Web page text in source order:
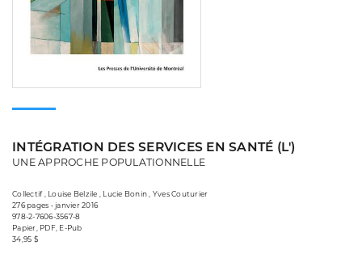
INTÉGRATION DES SERVICES EN SANTÉ (L')
UNE APPROCHE POPULATIONNELLE
Collectif , Louise Belzile , Lucie Bonin , Yves Couturier
276 pages • janvier 2016
978-2-7606-3567-8
Papier, PDF, E-Pub
34,95 $